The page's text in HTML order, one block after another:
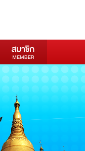
สมาชิก
MEMBER